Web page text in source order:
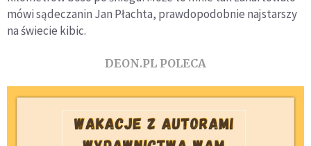
mówi sądeczanin Jan Płachta, prawdopodobnie najstarszy
na świecie kibic.
DEON.PL POLECA